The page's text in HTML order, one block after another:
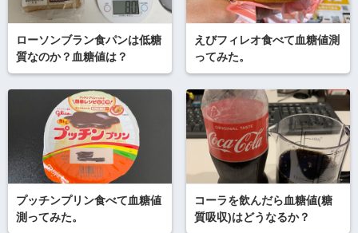
ローソンブラン食パンは低糖
質なのか？血糖値は？
えびフィレオ食べて血糖値測
ってみた。
プッチンプリン食べて血糖値
測ってみた。
コーラを飲んだら血糖値(糖
質吸収)はどうなるか？